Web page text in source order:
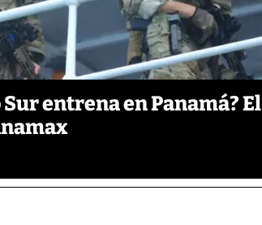
entrena en Panamá? El